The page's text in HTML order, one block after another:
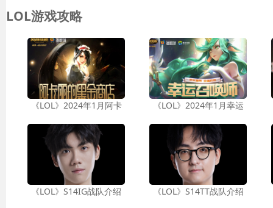
LOL游戏攻略
《LOL》2024年1月阿卡 《LOL》2024年1月幸运
《LOL》S14IG战队介绍 《LOL》S14TT战队介绍